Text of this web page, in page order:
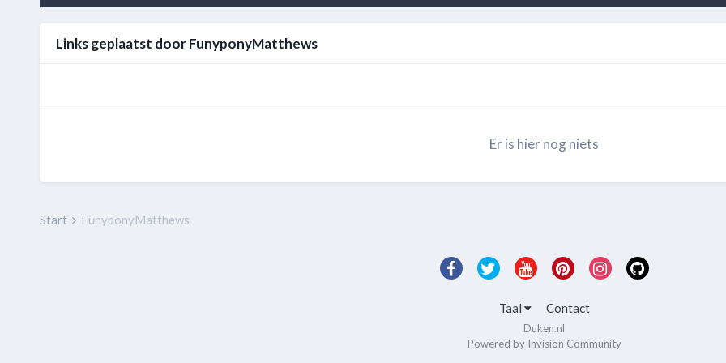
Links geplaatst door FunyponyMatthews
Er is hier nog niets
Start FunyponyMatthews
Taal Contact
Duken.nl
Powered by Invision Community